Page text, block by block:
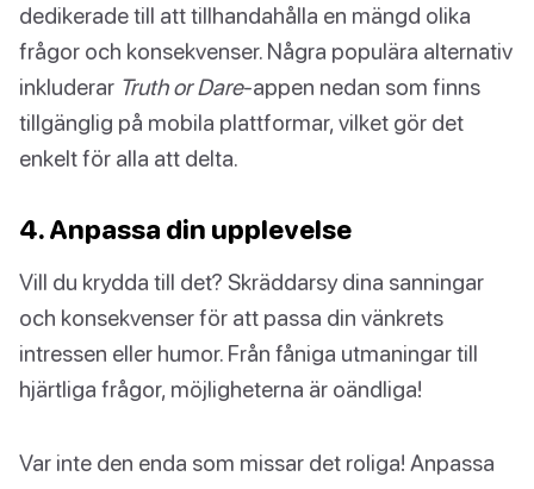
dedikerade till att tillhandahålla en mängd olika
frågor och konsekvenser. Några populära alternativ
inkluderar Truth or Dare-appen nedan som finns
tillgänglig på mobila plattformar, vilket gör det
enkelt för alla att delta.
4. Anpassa din upplevelse
Vill du krydda till det? Skräddarsy dina sanningar
och konsekvenser för att passa din vänkrets
intressen eller humor. Från fåniga utmaningar till
hjärtliga frågor, möjligheterna är oändliga!
Var inte den enda som missar det roliga! Anpassa